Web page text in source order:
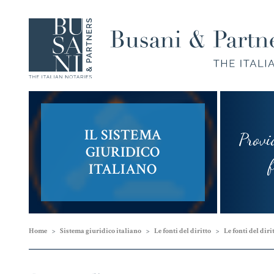
Compravendita
Finanziamenti
Famiglia,
Unioni
Civili e
Successioni
IL SISTEMA
GIURIDICO
ITALIANO
Home Sistema giuridico italiano Le fonti del diritto Le fonti del